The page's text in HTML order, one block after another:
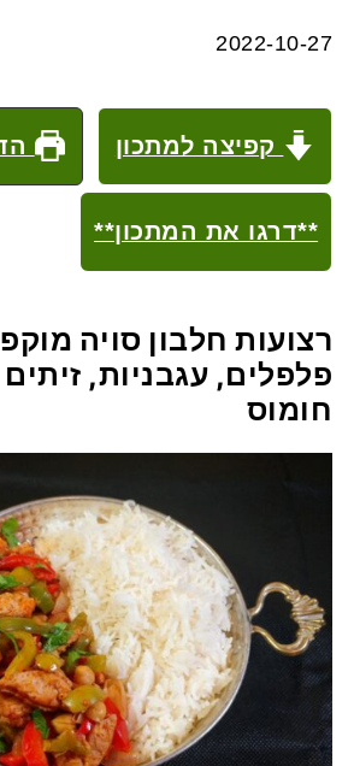
2022-10-27
קפיצה למתכון
**דרגו את המתכון**
רצועות חלבון סויה
פלפלים, עגבניות, זיתים
חומוס